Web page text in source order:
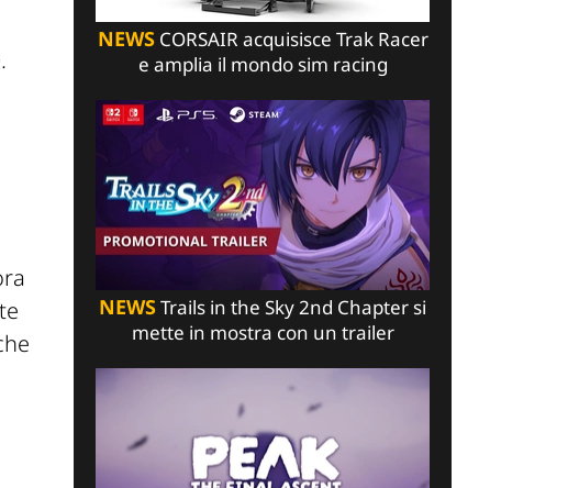
NEWSCORSAIR acquisisce Trak Racer
e amplia il mondo sim racing
NEWSTrails in the Sky 2nd Chapter si
mette in mostra con un trailer